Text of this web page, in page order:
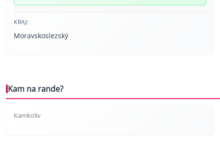
KRAJ:
Moravskoslezský
Kam na rande?
Kamkoliv